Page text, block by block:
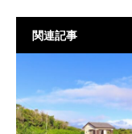
関連記事